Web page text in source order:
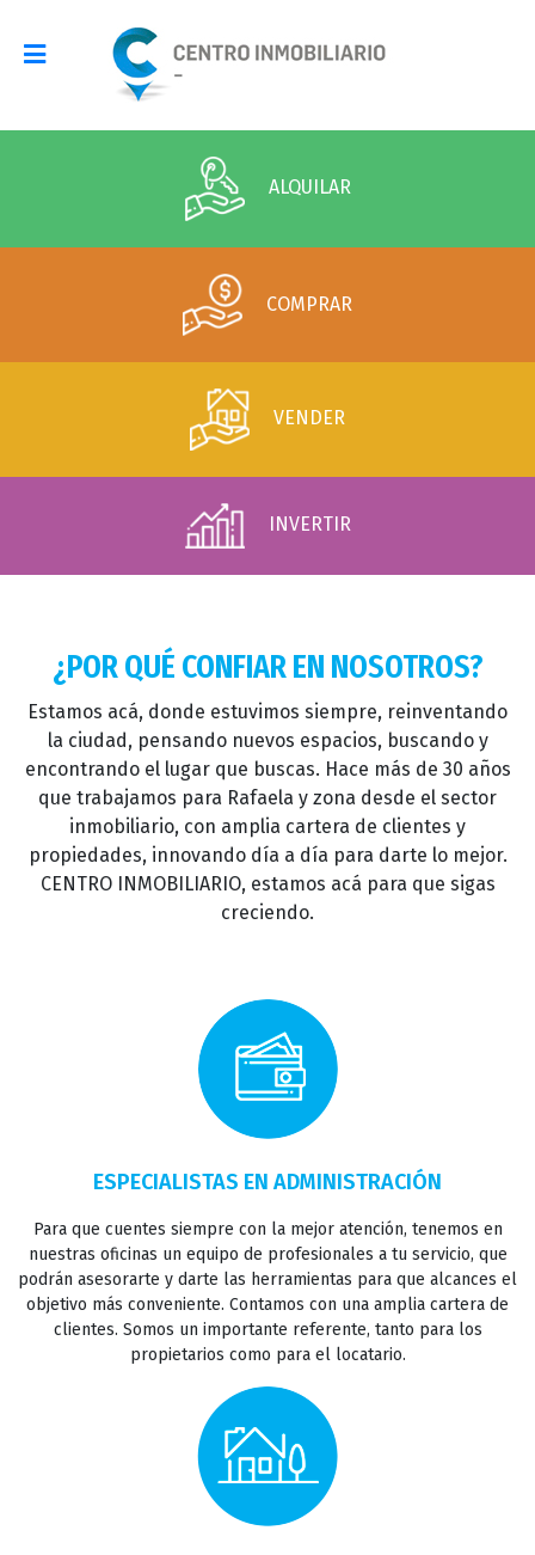
INICIO
VENTAS
ALQUILERES
ALQUILAR
COMPRAR
VENDER
INVERTIR
¿POR QUÉ CONFIAR EN NOSOTROS?
Estamos acá, donde estuvimos siempre, reinventando
la ciudad, pensando nuevos espacios, buscando y
encontrando el lugar que buscas. Hace más de 30 años
que trabajamos para Rafaela y zona desde el sector
inmobiliario, con amplia cartera de clientes y
propiedades, innovando día a día para darte lo mejor.
CENTRO INMOBILIARIO, estamos acá para que sigas
creciendo.
ESPECIALISTAS EN ADMINISTRACIÓN
Para que cuentes siempre con la mejor atención, tenemos en
nuestras oficinas un equipo de profesionales a tu servicio, que
podrán asesorarte y darte las herramientas para que alcances el
objetivo más conveniente. Contamos con una amplia cartera de
clientes. Somos un importante referente, tanto para los
propietarios como para el locatario.